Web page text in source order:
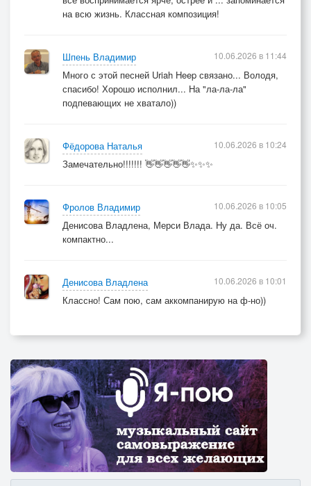
на всю жизнь. Классная композиция!
Шпень Владимир
Много с этой песней Uriah Heep связано... Володя,
спасибо! Хорошо исполнил... На "ла-ла-ла"
подпевающих не хватало))
10.06.2026 в 11:44
Фёдорова Наталья
Замечательно!!!!!!! 👋👋👋👋👋✨✨✨
10.06.2026 в 10:24
Фролов Владимир
Денисова Владлена, Мерси Влада. Ну да. Всё оч.
компактно...
10.06.2026 в 10:05
Денисова Владлена
Классно! Сам пою, сам аккомпанирую на ф-но))
10.06.2026 в 10:01